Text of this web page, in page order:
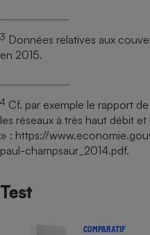
3 Données relatives aux
en 2015.
4 Cf. par exemple le rapport
les réseaux à très haut débit
» : https://
paul-champsaur_2014.pdf.
Test
COMPARATIF